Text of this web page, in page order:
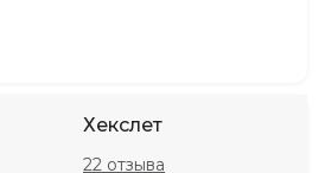
Хекслет
22 отзыва